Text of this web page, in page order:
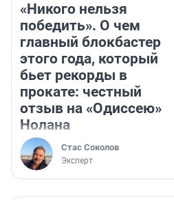
«Никого нельзя
победить». О чем
главный блокбастер
этого года, который
бьет рекорды в
прокате: честный
отзыв на «Одиссею»
Нолана
Стас Соколов
Эксперт